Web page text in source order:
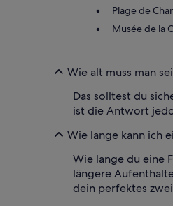
Plage de
Musée de la
Wie alt muss man
Das solltest du
ist die Antwort
Wie lange kann ich
Wie lange du eine
längere
dein perfektes